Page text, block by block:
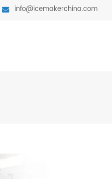
info@icemakerchina.com